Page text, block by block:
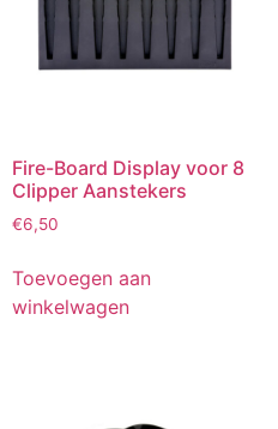
Fire-Board Display voor 8
Clipper Aanstekers
€6,50
Toevoegen aan
winkelwagen